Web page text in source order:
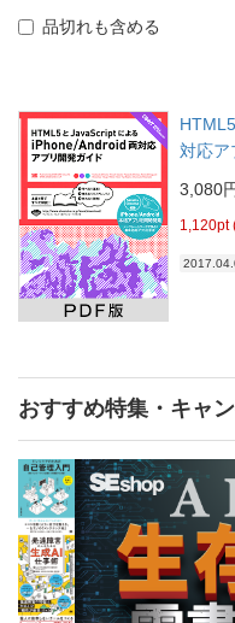
品切れも含める
対応ア
3,080
1,120pt
おすすめ特集・キャ